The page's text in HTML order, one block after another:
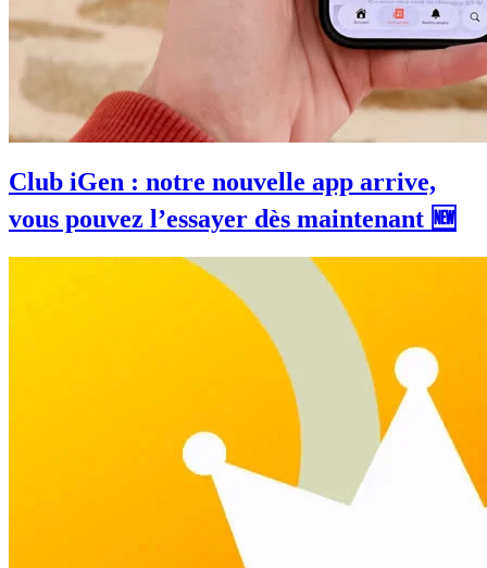
Club iGen : notre nouvelle app arrive,
vous pouvez l’essayer dès maintenant 🆕